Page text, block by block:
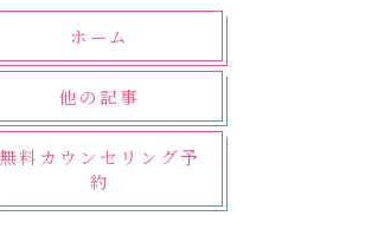
ホーム
他の記事
無料カウンセリング予
約